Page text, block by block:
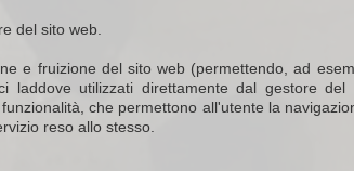
del sito web.
e fruizione del sito web (permettendo, ad
laddove utilizzati direttamente dal gestore del
che permettono all'utente la
reso allo stesso.